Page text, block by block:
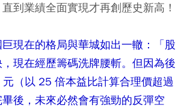
到業績全面實現才再創歷史新高！
現在的格局與華城如出一轍：「股
現在經歷籌碼洗牌腰斬。但因為後
元（以 25 倍本益比計算合理價超過
後，未來必然會有強勁的反彈空